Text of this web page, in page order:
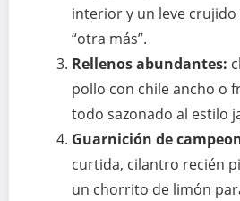
interior y un leve crujido
“otra más”.
Rellenos abundantes:
pollo con chile ancho o
todo sazonado al estilo
Guarnición de
curtida, cilantro recién
un chorrito de limón